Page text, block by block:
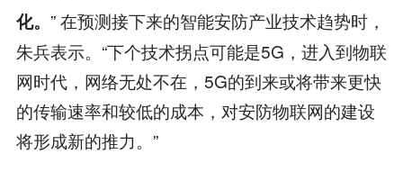
化。 ” 在预测接下来的智能安防产业技术趋势时，
朱兵表示。“下个技术拐点可能是5G，进入到物联
网时代，网络无处不在，5G的到来或将带来更快
的传输速率和较低的成本，对安防物联网的建设
将形成新的推力。”